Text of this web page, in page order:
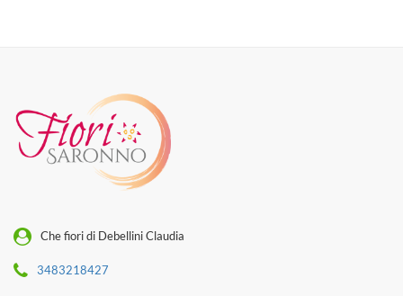
Che fiori di Debellini Claudia
3483218427